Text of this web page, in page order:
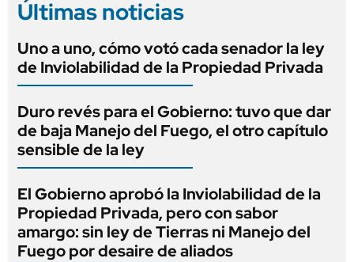
Últimas noticias
Uno a uno, cómo votó cada senador la ley
de Inviolabilidad de la Propiedad Privada
Duro revés para el Gobierno: tuvo que dar
de baja Manejo del Fuego, el otro capítulo
sensible de la ley
El Gobierno aprobó la Inviolabilidad de la
Propiedad Privada, pero con sabor
amargo: sin ley de Tierras ni Manejo del
Fuego por desaire de aliados